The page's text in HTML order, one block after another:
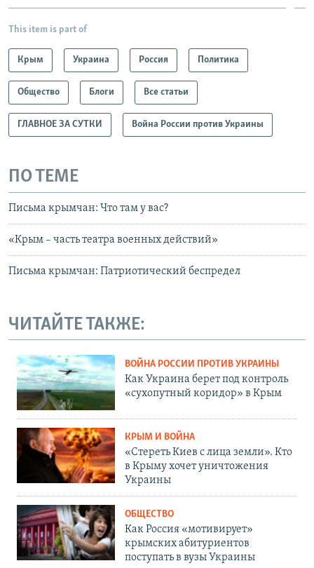
This item is part of
Крым Украина Россия Политика
Общество Блоги Все статьи
ГЛАВНОЕ ЗА СУТКИ Война России против Украины
ПО ТЕМЕ
Письма крымчан: Что там у вас?
«Крым – часть театра военных действий»
Письма крымчан: Патриотический беспредел
ЧИТАЙТЕ ТАКЖЕ:
ВОЙНА РОССИИ ПРОТИВ УКРАИНЫ
Как Украина берет под контроль
«сухопутный коридор» в Крым
КРЫМ И ВОЙНА
«Стереть Киев с лица земли». Кто
в Крыму хочет уничтожения
Украины
ОБЩЕСТВО
Как Россия «мотивирует»
крымских абитуриентов
поступать в вузы Украины